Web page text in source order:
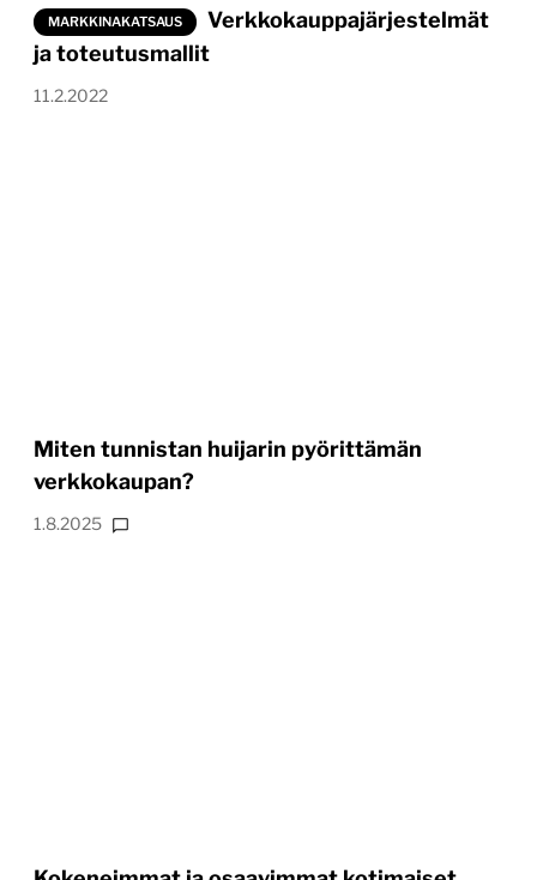
MARKKINAKATSAUS
Verkkokauppajärjestelmät
ja toteutusmallit
11.2.2022
Miten tunnistan huijarin pyörittämän
verkkokaupan?
1.8.2025